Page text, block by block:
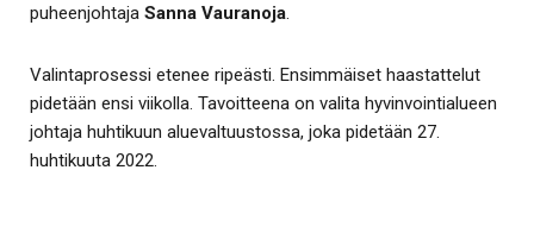
puheenjohtaja Sanna Vauranoja.
Valintaprosessi etenee ripeästi. Ensimmäiset haastattelut
pidetään ensi viikolla. Tavoitteena on valita hyvinvointialueen
johtaja huhtikuun aluevaltuustossa, joka pidetään 27.
huhtikuuta 2022.